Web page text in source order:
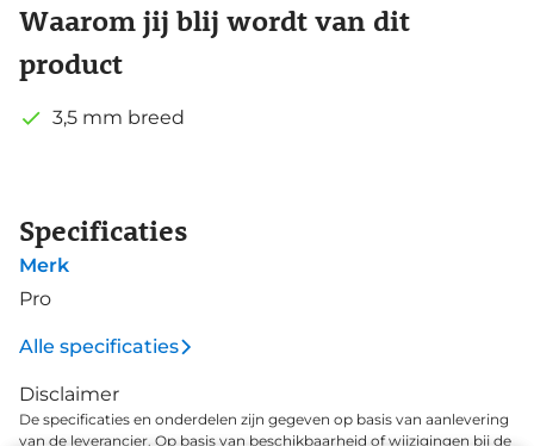
Waarom jij blij wordt van dit
product
3,5 mm breed
Specificaties
Merk
Pro
Alle specificaties
Disclaimer
De specificaties en onderdelen zijn gegeven op basis van aanlevering
van de leverancier. Op basis van beschikbaarheid of wijzigingen bij de